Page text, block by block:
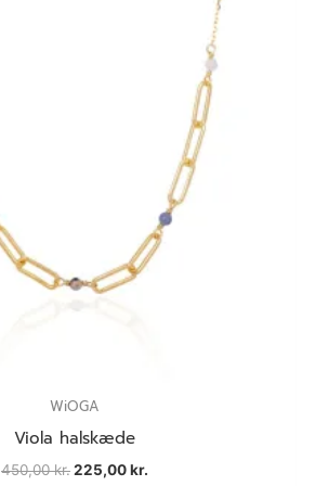
WiOGA
Viola halskæde
450,00kr.225,00kr.